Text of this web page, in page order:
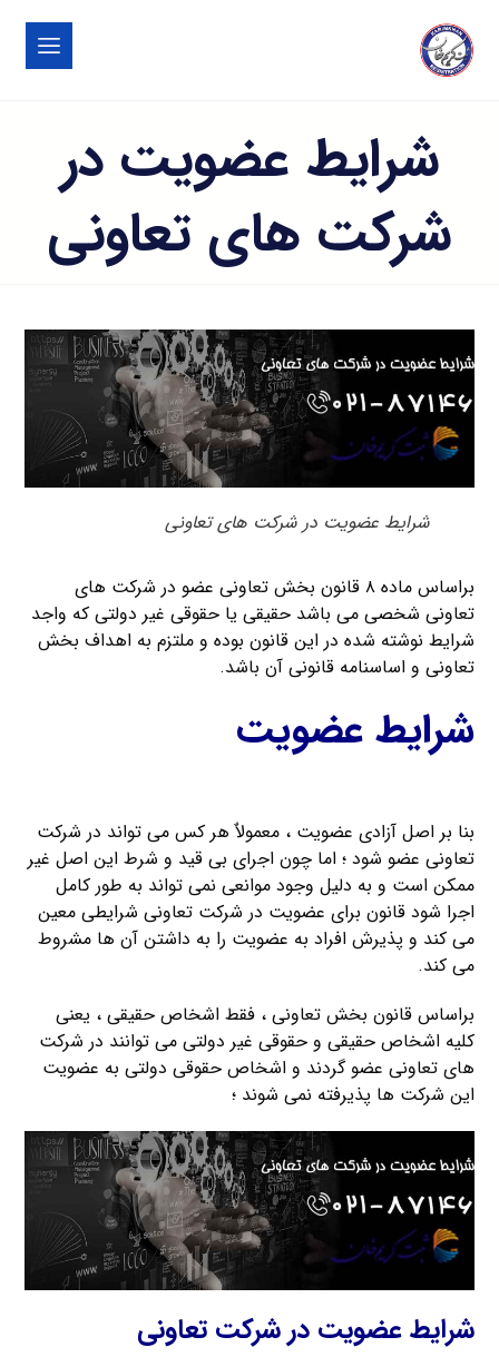
شرایط عضویت در
شرکت های تعاونی
شرایط عضویت در شرکت های تعاونی
براساس ماده ۸ قانون بخش تعاونی عضو در شرکت های
تعاونی شخصی می باشد حقیقی یا حقوقی غیر دولتی که واجد
شرایط نوشته شده در این قانون بوده و ملتزم به اهداف بخش
تعاونی و اساسنامه قانونی آن باشد.
شرایط عضویت
بنا بر اصل آزادی عضویت ، معمولاٌ هر کس می تواند در شرکت
تعاونی عضو شود ؛ اما چون اجرای بی قید و شرط این اصل غیر
ممکن است و به دلیل وجود موانعی نمی تواند به طور کامل
اجرا شود قانون برای عضویت در شرکت تعاونی شرایطی معین
می کند و پذیرش افراد به عضویت را به داشتن آن ها مشروط
می کند.
براساس قانون بخش تعاونی ، فقط اشخاص حقیقی ، یعنی
کلیه اشخاص حقیقی و حقوقی غیر دولتی می توانند در شرکت
های تعاونی عضو گردند و اشخاص حقوقی دولتی به عضویت
این شرکت ها پذیرفته نمی شوند ؛
شرایط عضویت در شرکت تعاونی